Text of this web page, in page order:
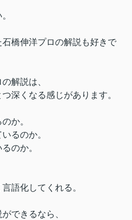
橋伸洋プロの解説も好きで
解説は、
深くなる感じがあります。
か。
るのか。
のか。
語化してくれる。
できるなら、